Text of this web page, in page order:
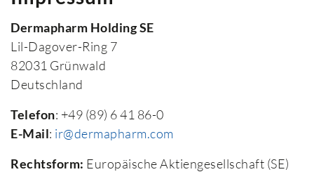
Dermapharm Holding SE
Lil-Dagover-Ring 7
82031 Grünwald
Deutschland
Telefon: +49 (89) 6 41 86-0
E-Mail: ir@dermapharm.com
Rechtsform: Europäische Aktiengesellschaft (SE)